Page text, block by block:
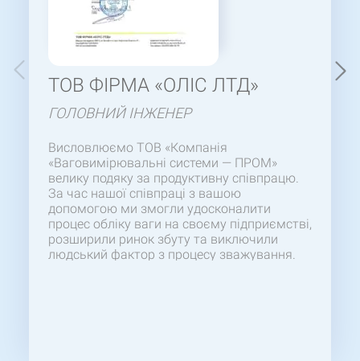
ТОВ ФІРМА «ОЛІС ЛТД»
ГОЛОВНИЙ ІНЖЕНЕР
Висловлюємо ТОВ «Компанія
«Ваговимірювальні системи — ПРОМ»
велику подяку за продуктивну співпрацю.
За час нашої співпраці з вашою
допомогою ми змогли удосконалити
процес обліку ваги на своєму підприємстві,
розширили ринок збуту та виключили
людський фактор з процесу зважування.